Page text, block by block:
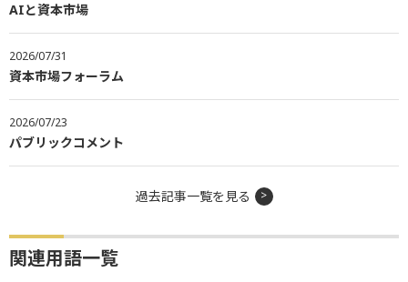
AIと資本市場
2026/07/31
資本市場フォーラム
2026/07/23
パブリックコメント
過去記事一覧を見る
関連用語一覧